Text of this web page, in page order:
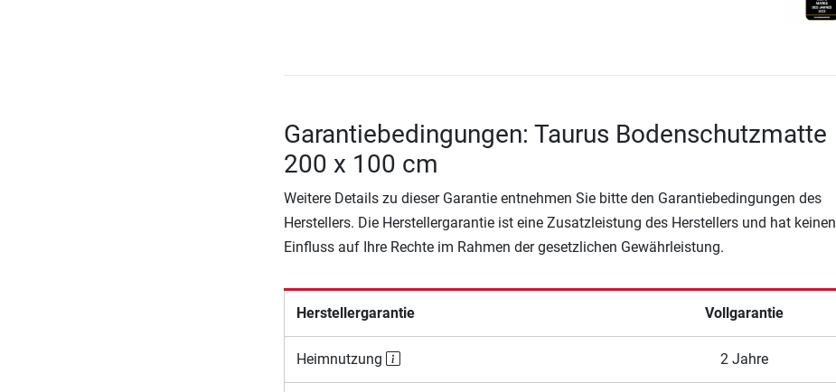
Garantiebedingungen: Taurus Bodenschutzmatte
200 x 100 cm
Weitere Details zu dieser Garantie entnehmen Sie bitte den Garantiebedingungen des
Herstellers. Die Herstellergarantie ist eine Zusatzleistung des Herstellers und hat keinen
Einfluss auf Ihre Rechte im Rahmen der gesetzlichen Gewährleistung.
Herstellergarantie Vollgarantie
Heimnutzung 2 Jahre